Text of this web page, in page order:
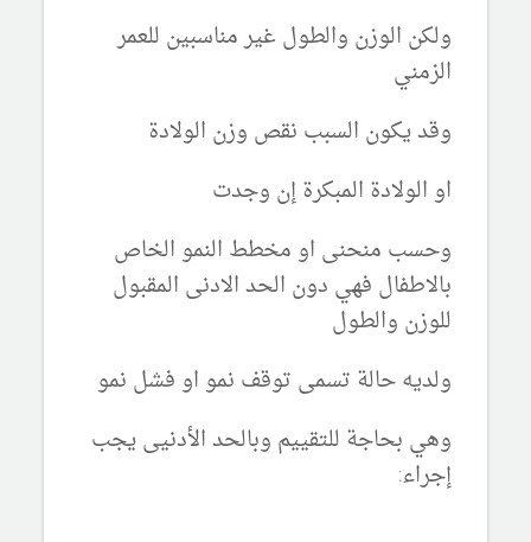
ولكن الوزن والطول غير مناسبين للعمر
الزمني
وقد يكون السبب نقص وزن الولادة
او الولادة المبكرة إن وجدت
وحسب منحنى او مخطط النمو الخاص
بالاطفال فهي دون الحد الادنى المقبول
للوزن والطول
ولديه حالة تسمى توقف نمو او فشل نمو
وهي بحاجة للتقييم وبالحد الأدنيى يجب
إجراء: